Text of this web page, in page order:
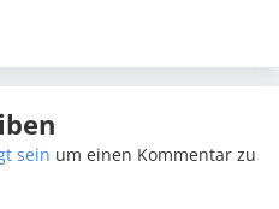
sein um einen Kommentar zu